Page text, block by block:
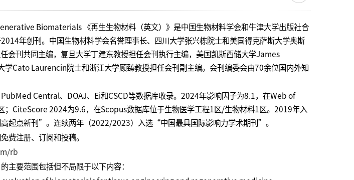
Biomaterials 《再生生物材料（英文）》是中国生物材料学会和牛津大学出版社合
年创刊。中国生物材料学会名誉理事长、四川大学张兴栋院士和美国得克萨斯大学奥斯
会刊共同主编，复旦大学丁建东教授担任会刊执行主编，美国凯斯西储大学James
学Cato Laurencin院士和浙江大学顾臻教授担任会刊副主编。会刊编委会由70余位国内外知
Central、DOAJ、Ei和CSCD等数据库收录。2024年影响因子为8.1，在Web of
；CiteScore 2024为9.6，在Scopus数据库位于生物医学工程1区/生物材料1区。2019年入
起点新刊”。连续两年（2022/2023）入选“中国最具国际影响力学术期刊”。
费注册、订阅和投稿。
rb
主要范围包括但不局限于以下内容：